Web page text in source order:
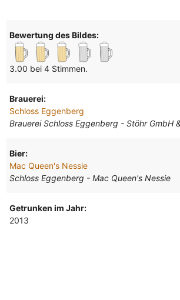
Bewertung des Bildes:
3.00 bei 4 Stimmen.
Brauerei:
Schloss Eggenberg
Brauerei Schloss Eggenberg - Stöhr GmbH
Bier:
Mac Queen's Nessie
Schloss Eggenberg - Mac Queen's Nessie
Getrunken im Jahr:
2013